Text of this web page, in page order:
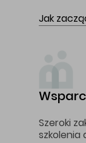
Jak
Szeroki
szkolenia